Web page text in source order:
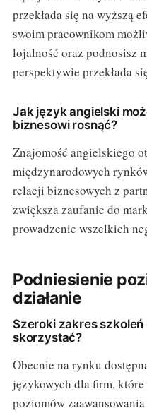
przekłada się na wyższą
swoim pracownikom
lojalność oraz podnosisz
perspektywie przekłada
Jak język angielski
biznesowi rosnąć?
Znajomość angielskiego
międzynarodowych
relacji biznesowych z
zwiększa zaufanie do
prowadzenie wszelkich
Podniesienie
działanie
Szeroki zakres
skorzystać?
Obecnie na rynku
językowych dla firm, które
poziomów